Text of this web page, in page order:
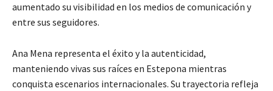
aumentado su visibilidad en los medios de comunicación y
entre sus seguidores.
Ana Mena representa el éxito y la autenticidad,
manteniendo vivas sus raíces en Estepona mientras
conquista escenarios internacionales. Su trayectoria refleja